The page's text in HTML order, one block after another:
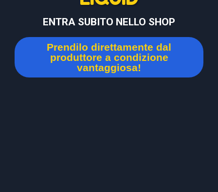
ENTRA SUBITO NELLO SHOP
Prendilo direttamente dal
produttore a condizione
vantaggiosa!